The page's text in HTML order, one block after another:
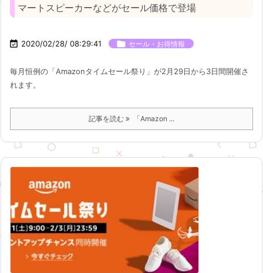
マートスピーカーなどがセール価格で登場
 2020/02/28/ 08:29:41  セール・お得情報
毎月恒例の「Amazonタイムセール祭り」が2月29日から3日間開催さ
れます。
記事を読む 「Amazon ...